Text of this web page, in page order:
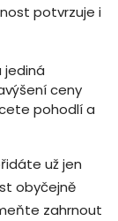
potvrzuje i
jediná
ceny
pohodlí a
už jen
obyčejně
zahrnout